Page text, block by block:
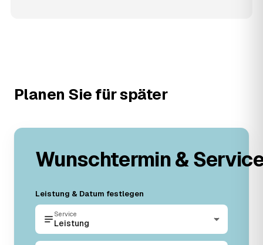
Planen Sie für später
Wunschtermin &
Leistung & Datum festlegen
Service
Leistung